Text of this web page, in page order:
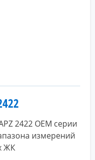
2422 OEM серии
измерений
ЖК